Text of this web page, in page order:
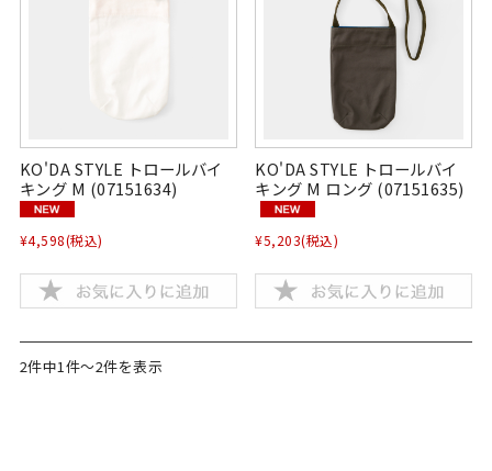
KO'DA STYLE トロールバイ
キング M (07151634)
¥4,598(税込)
KO'DA STYLE トロールバイ
キング M ロング (07151635)
¥5,203(税込)
2件中1件～2件を表示